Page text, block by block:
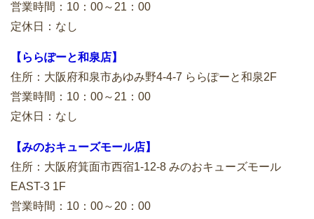
営業時間：10：00～21：00
定休日：なし
【ららぽーと和泉店】
住所：大阪府和泉市あゆみ野4-4-7 ららぽーと和泉2F
営業時間：10：00～21：00
定休日：なし
【みのおキューズモール店】
住所：大阪府箕面市西宿1-12-8 みのおキューズモール
EAST-3 1F
営業時間：10：00～20：00